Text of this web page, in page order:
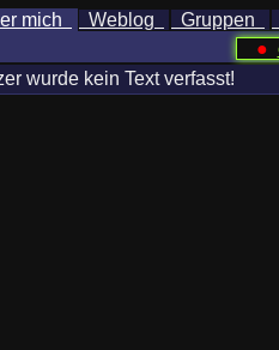
mich Weblog Gruppen
●
wurde kein Text verfasst!